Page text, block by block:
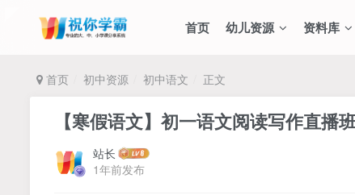
首页 幼儿资源 资料库
首页 初中资源 初中语文 正文
【寒假语文】初一语文阅读写作直播
站长
1年前发布